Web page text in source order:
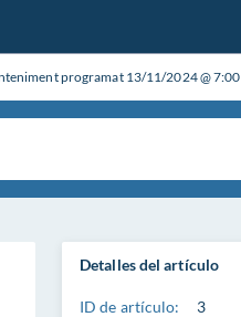
programat 13/11/2024 @ 7:00
Detalles del artículo
ID de artículo: 3